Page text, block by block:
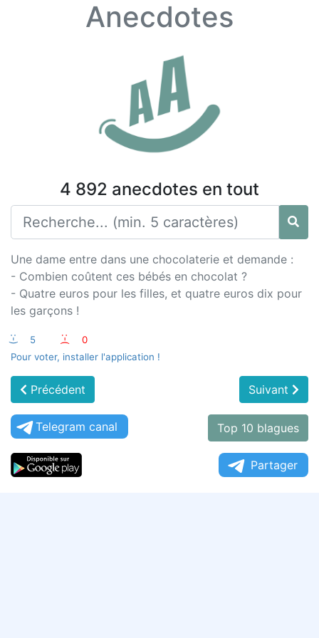
Anecdotes
4 892 anecdotes en tout
Une dame entre dans une chocolaterie et demande :
- Combien coûtent ces bébés en chocolat ?
- Quatre euros pour les filles, et quatre euros dix pour
les garçons !
:-) 5 :-(
0
Pour voter, installer l'application !
Précédent Suivant
Telegram canal Top 10 blagues
Partager